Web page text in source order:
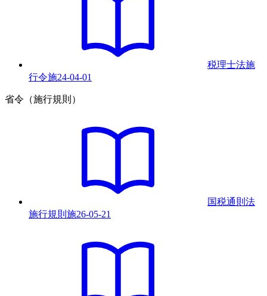
税理士法施
行令施24-04-01
省令（施行規則）
国税通則法
施行規則 施26-05-21